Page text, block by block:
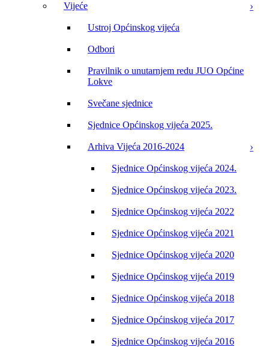
Vijeće
Ustroj Općinskog vijeća
Odbori
Pravilnik o unutarnjem redu JUO Općine
Lokve
Svečane sjednice
Sjednice Općinskog vijeća 2025.
Arhiva Vijeća 2016-2024
Sjednice Općinskog vijeća 2024.
Sjednice Općinskog vijeća 2023.
Sjednice Općinskog vijeća 2022
Sjednice Općinskog vijeća 2021
Sjednice Općinskog vijeća 2020
Sjednice Općinskog vijeća 2019
Sjednice Općinskog vijeća 2018
Sjednice Općinskog vijeća 2017
Sjednice Općinskog vijeća 2016